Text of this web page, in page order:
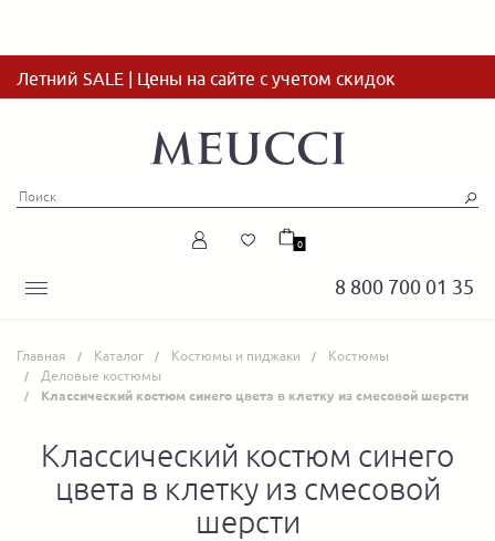
Летний SALE | Цены на сайте с учетом скидок
8 800 700 01 35
0
Главная Каталог Костюмы и пиджаки
Костюмы
Деловые костюмы
Классический костюм синего цвета в клетку из смесовой шерсти
Классический костюм синего
цвета в клетку из смесовой
шерсти